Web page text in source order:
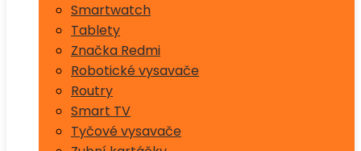
Smartwatch
Tablety
Značka Redmi
Robotické vysavače
Routry
Smart TV
Tyčové vysavače